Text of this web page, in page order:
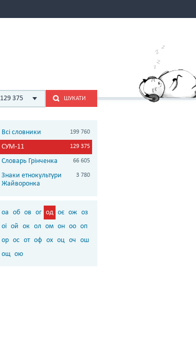
129 375 ШУКАТИ
Всі словники 199 760
СУМ-11 129 375
Словарь Грінченка 66 605
Знаки етнокультури
Жайворонка
3 780
оа об ов ог од оє ож оз
ої ой ок ол ом он оо оп
ор ос от оф ох оц оч ош
ощ ою